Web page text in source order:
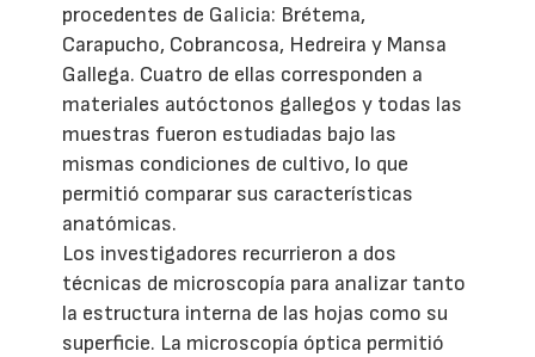
procedentes de Galicia: Brétema,
Carapucho, Cobrancosa, Hedreira y Mansa
Gallega. Cuatro de ellas corresponden a
materiales autóctonos gallegos y todas las
muestras fueron estudiadas bajo las
mismas condiciones de cultivo, lo que
permitió comparar sus características
anatómicas.
Los investigadores recurrieron a dos
técnicas de microscopía para analizar tanto
la estructura interna de las hojas como su
superficie. La microscopía óptica permitió